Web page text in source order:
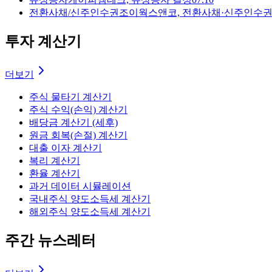
전환사채/신주인수권 조이웍스앤코, 전환사채·신주인수
투자 계산기
더보기
주식 물타기 계산기
주식 수익(손익) 계산기
배당금 계산기 (세후)
원금 회복(손절) 계산기
대출 이자 계산기
복리 계산기
환율 계산기
과거 데이터 시뮬레이션
국내주식 양도소득세 계산기
해외주식 양도소득세 계산기
주간 뉴스레터